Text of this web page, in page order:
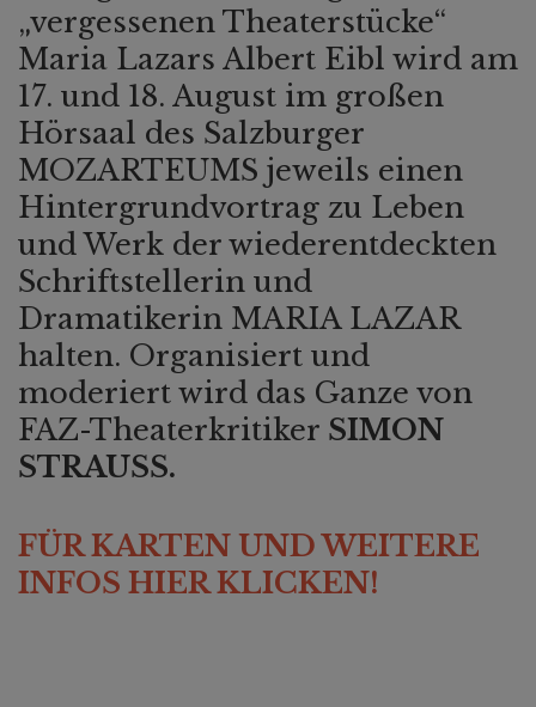
„vergessenen Theaterstücke“
Maria Lazars Albert Eibl wird am
17. und 18. August im großen
Hörsaal des Salzburger
MOZARTEUMS jeweils einen
Hintergrundvortrag zu Leben
und Werk der wiederentdeckten
Schriftstellerin und
Dramatikerin MARIA LAZAR
halten. Organisiert und
moderiert wird das Ganze von
FAZ-Theaterkritiker SIMON
STRAUSS.
FÜR KARTEN UND WEITERE
INFOS HIER KLICKEN!